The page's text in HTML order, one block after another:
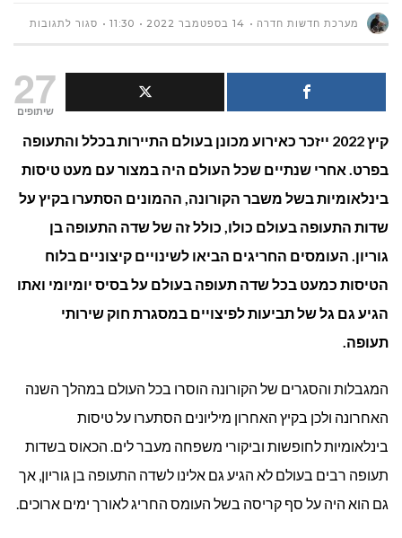
מערכת חדשות חדרה 14 בספטמבר 2022 11:30 סגור לתגובותעל
אפשר
לקבל
27
שיתופים
קיץ 2022 ייזכר כאירוע מכונן בעולם התיירות בכלל והתעופה
בפרט. אחרי שנתיים שכל העולם היה במצור עם מעט טיסות
בינלאומיות בשל משבר הקורונה, ההמונים הסתערו בקיץ על
שדות התעופה בעולם כולו, כולל זה של שדה התעופה בן
גוריון. העומסים החריגים הביאו לשינויים קיצוניים בלוח
הטיסות כמעט בכל שדה תעופה בעולם על בסיס יומיומי ואתו
הגיע גם גל של תביעות לפיצויים במסגרת חוק שירותי
תעופה.
המגבלות והסגרים של הקורונה הוסרו בכל העולם במהלך השנה
האחרונה ולכן בקיץ האחרון מיליונים הסתערו על טיסות
בינלאומיות לחופשות וביקורי משפחה מעבר לים. הכאוס בשדות
תעופה רבים בעולם לא הגיע גם אלינו לשדה התעופה בן גוריון, אך
גם הוא היה על סף קריסה בשל העומס החריג לאורך ימים ארוכים.